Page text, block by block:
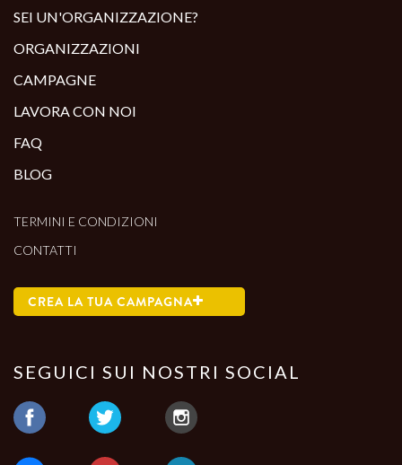
SEI UN'ORGANIZZAZIONE?
ORGANIZZAZIONI
CAMPAGNE
LAVORA CON NOI
FAQ
BLOG
TERMINI E CONDIZIONI
CONTATTI
CREA LA TUA CAMPAGNA
SEGUICI SUI NOSTRI SOCIAL